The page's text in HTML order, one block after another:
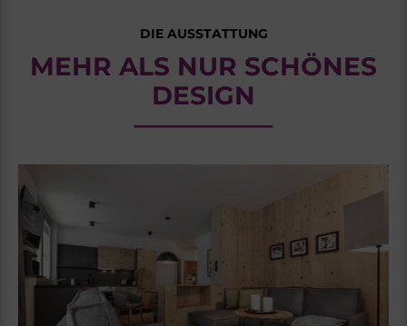
DIE AUSSTATTUNG
MEHR ALS NUR SCHÖNES
DESIGN